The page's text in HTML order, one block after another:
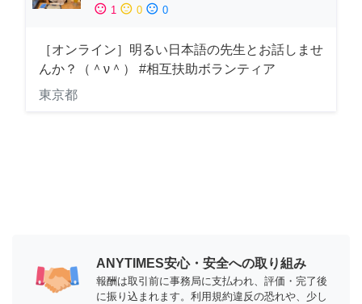
sentiment_satisfied 1 sentiment_neutral 0 sentiment_dissatisfied 0
［オンライン］明るい日本語の先生とお話しませ
んか？（＾ν＾） #相互扶助ボランティア
東京都
ANYTIMES安心・安全への取り組み
報酬は取引前に事務局に支払われ、評価・完了後
に振り込まれます。利用規約違反の恐れや、少し